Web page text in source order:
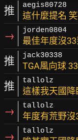
推 aegis80728
這什麼提名
→ jorden0804
最佳年度沒
推 jack30338
TGA風向球
推 tallolz
這樣我天國
→ tallolz
年度有荒野沒
→ tallolz